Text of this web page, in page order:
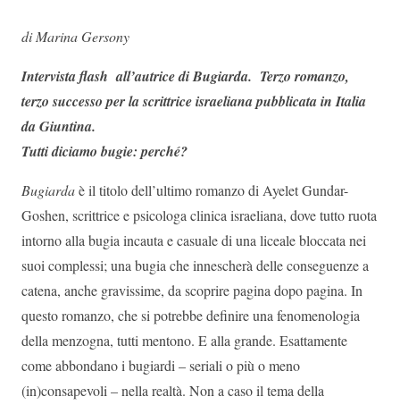
di Marina Gersony
Intervista flash all’autrice di Bugiarda. Terzo romanzo,
terzo successo per la scrittrice israeliana pubblicata in Italia
da Giuntina.
Tutti diciamo bugie: perché?
Bugiardaè il titolo dell’ultimo romanzo di Ayelet Gundar-
Goshen, scrittrice e psicologa clinica israeliana, dove tutto ruota
intorno alla bugia incauta e casuale di una liceale bloccata nei
suoi complessi; una bugia che innescherà delle conseguenze a
catena, anche gravissime, da scoprire pagina dopo pagina. In
questo romanzo, che si potrebbe definire una fenomenologia
della menzogna, tutti mentono. E alla grande. Esattamente
come abbondano i bugiardi – seriali o più o meno
(in)consapevoli – nella realtà. Non a caso il tema della